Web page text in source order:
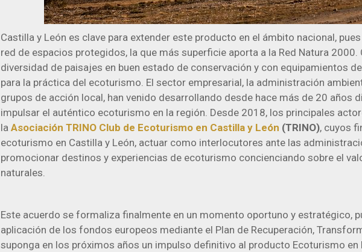
Castilla y León es clave para extender este producto en el ámbito nacional,
red de espacios protegidos, la que más superficie aporta a la Red Natura 2000.
diversidad de paisajes en buen estado de conservación y con equipamientos
para la práctica del ecoturismo. El sector empresarial, la administración
grupos de acción local, han venido desarrollando desde hace más de 20 años
impulsar el auténtico ecoturismo en la región. Desde 2018, los principales
la Asociación TRINO Club de Ecoturismo en Castilla y León (TRINO), cuyos
ecoturismo en Castilla y León, actuar como interlocutores ante las
promocionar destinos y experiencias de ecoturismo concienciando sobre el
naturales.
Este acuerdo se formaliza finalmente en un momento oportuno y estratégico,
aplicación de los fondos europeos mediante el Plan de Recuperación,
suponga en los próximos años un impulso definitivo al producto Ecoturismo en